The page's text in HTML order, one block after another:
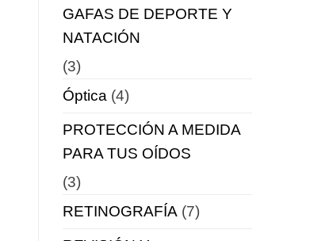
GAFAS DE DEPORTE Y
NATACIÓN
(3)
Óptica (4)
PROTECCIÓN A MEDIDA
PARA TUS OÍDOS
(3)
RETINOGRAFÍA (7)